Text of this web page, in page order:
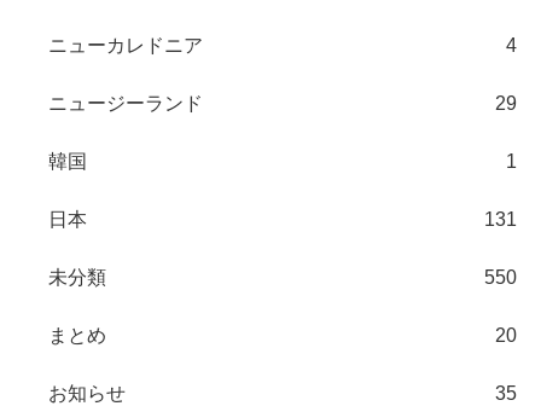
ニューカレドニア 4
ニュージーランド 29
韓国 1
日本 131
未分類 550
まとめ 20
お知らせ 35